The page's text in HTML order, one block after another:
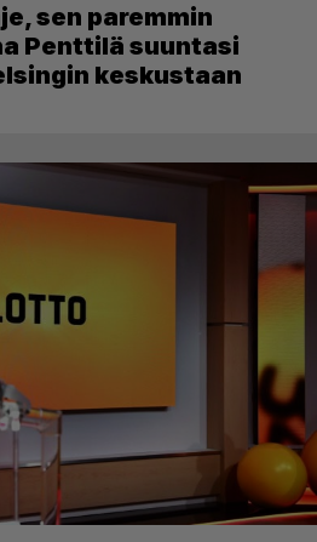
sen paremmin
Penttilä suuntasi
keskustaan